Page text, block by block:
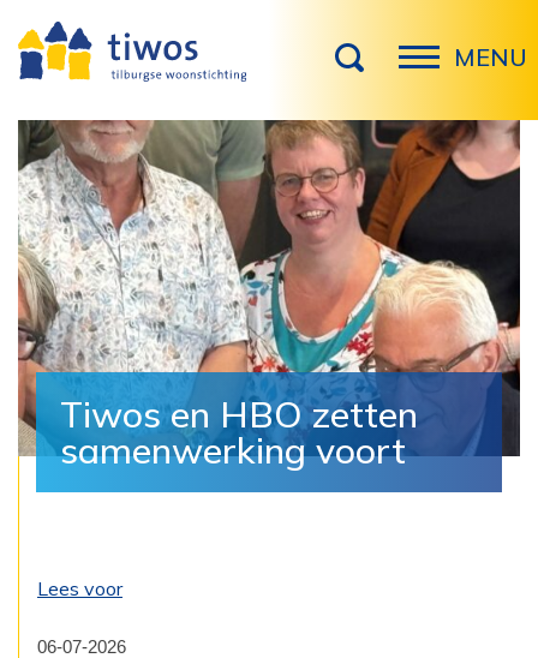
MENU
Tiwos en HBO zetten
samenwerking voort
Lees voor
06-07-2026